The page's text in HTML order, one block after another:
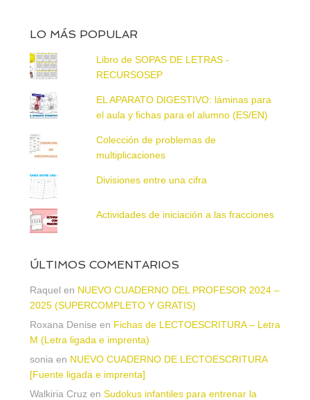
LO MÁS POPULAR
Libro de SOPAS DE LETRAS -
RECURSOSEP
EL APARATO DIGESTIVO: láminas para
el aula y fichas para el alumno (ES/EN)
Colección de problemas de
multiplicaciones
Divisiones entre una cifra
Actividades de iniciación a las fracciones
ÚLTIMOS COMENTARIOS
Raquel en NUEVO CUADERNO DEL PROFESOR 2024 –
2025 (SUPERCOMPLETO Y GRATIS)
Roxana Denise en Fichas de LECTOESCRITURA – Letra
M (Letra ligada e imprenta)
sonia en NUEVO CUADERNO DE LECTOESCRITURA
[Fuente ligada e imprenta]
Walkiria Cruz en Sudokus infantiles para entrenar la